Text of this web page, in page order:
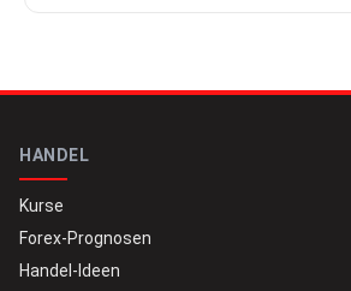
HANDEL
Kurse
Forex-Prognosen
Handel-Ideen